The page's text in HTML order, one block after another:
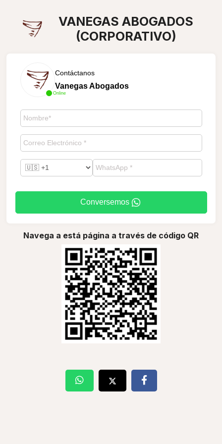
VANEGAS ABOGADOS
(CORPORATIVO)
Online
Contáctanos
Vanegas Abogados
Conversemos
Navega a está página a través de código QR